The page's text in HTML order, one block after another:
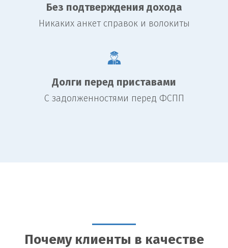
Без подтверждения дохода
Никаких анкет справок и волокиты
Долги перед приставами
С задолженностями перед ФСПП
Почему клиенты в качестве